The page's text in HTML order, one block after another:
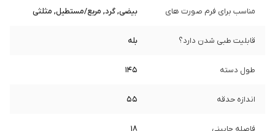
مناسب برای فرم صورت های بیضی, گرد, مربع/مستطیل, مثلثی
قابلیت طبی شدن دارد؟ بله
طول دسته 145
اندازه حدقه 55
فاصله جابینی 18